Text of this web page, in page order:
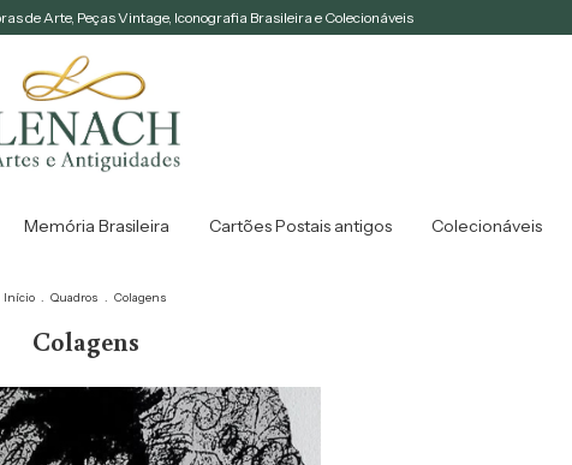
de Arte, Peças Vintage, Iconografia Brasileira e Colecionáveis
Memória Brasileira Cartões Postais antigos Colecionáveis
Início . Quadros . Colagens
Colagens